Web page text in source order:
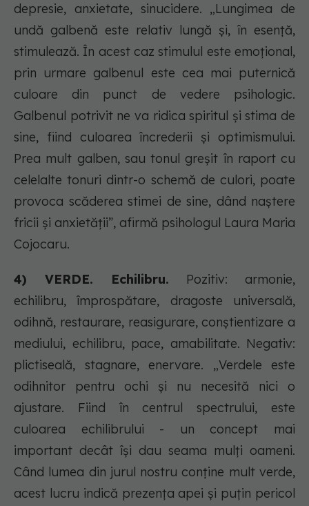
depresie, anxietate, sinucidere. „Lungimea de
undă galbenă este relativ lungă și, în esență,
stimulează. În acest caz stimulul este emoțional,
prin urmare galbenul este cea mai puternică
culoare din punct de vedere psihologic.
Galbenul potrivit ne va ridica spiritul și stima de
sine, fiind culoarea încrederii și optimismului.
Prea mult galben, sau tonul greșit în raport cu
celelalte tonuri dintr-o schemă de culori, poate
provoca scăderea stimei de sine, dând naștere
fricii și anxietății”, afirmă psihologul Laura Maria
Cojocaru.
4) VERDE. Echilibru. Pozitiv: armonie,
echilibru, împrospătare, dragoste universală,
odihnă, restaurare, reasigurare, conștientizare a
mediului, echilibru, pace, amabilitate. Negativ:
plictiseală, stagnare, enervare. „Verdele este
odihnitor pentru ochi și nu necesită nici o
ajustare. Fiind în centrul spectrului, este
culoarea echilibrului - un concept mai
important decât își dau seama mulți oameni.
Când lumea din jurul nostru conține mult verde,
acest lucru indică prezența apei și puțin pericol